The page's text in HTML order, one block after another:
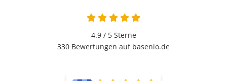
4.9 / 5Sterne
330 Bewertungen auf basenio.de